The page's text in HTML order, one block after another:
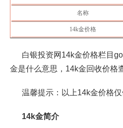
名称
14k金价格
白银投资网14k金价格栏目
金是什么意思，14k金回收价格
温馨提示：以上14k金价格
14k金简介